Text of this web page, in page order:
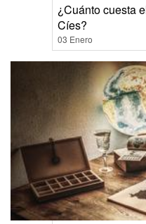
¿Cuánto cuesta
Cíes?
03 Enero